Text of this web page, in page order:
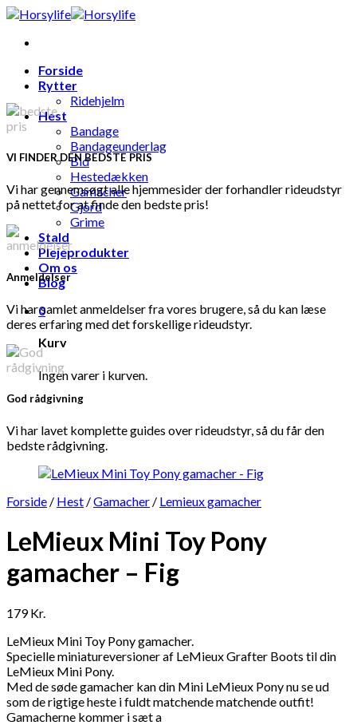
Skip
content
Forside
Rytter
Ridehjelm
Hest
Bandage
Bandageunderlag
Bid
Hestedækken
Gamacher
Gjord
Grime
Stald
Plejeprodukter
Om os
Blog
0
Kurv
Ingen varer i kurven.
VI FINDER DEN BEDSTE PRIS
Vi har gennemsøgt alle hjemmesider der forhandler rideudstyr
på nettet for at finde den bedste pris!
Anmeldelser
Vi har samlet anmeldelser fra vores brugere, så du kan læse
deres erfaring med det forskellige rideudstyr.
God rådgivning
Vi har lavet komplette guides over rideudstyr, så du får den
bedste rådgivning.
Forside / Hest /Gamacher / Lemieux gamacher
LeMieux Mini Toy Pony
gamacher – Fig
179Kr.
LeMieux Mini Toy Pony gamacher.
Specielle miniatureversioner af LeMieux Grafter Boots til din
LeMieux Mini Pony.
Med de søde gamacher kan din Mini LeMieux Pony nu se ud
som de rigtige heste i fuldt matchende matchende outfit!
Gamacherne kommer i sæt a